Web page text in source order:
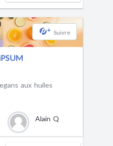
+ Suivre
aux huiles
Alain Q